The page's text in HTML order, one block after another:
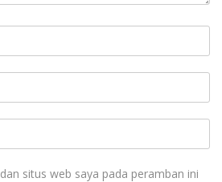
situs web saya pada peramban ini